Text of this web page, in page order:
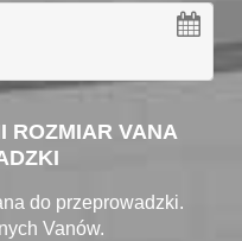
ROZMIAR VANA
do przeprowadzki.
Vanów.